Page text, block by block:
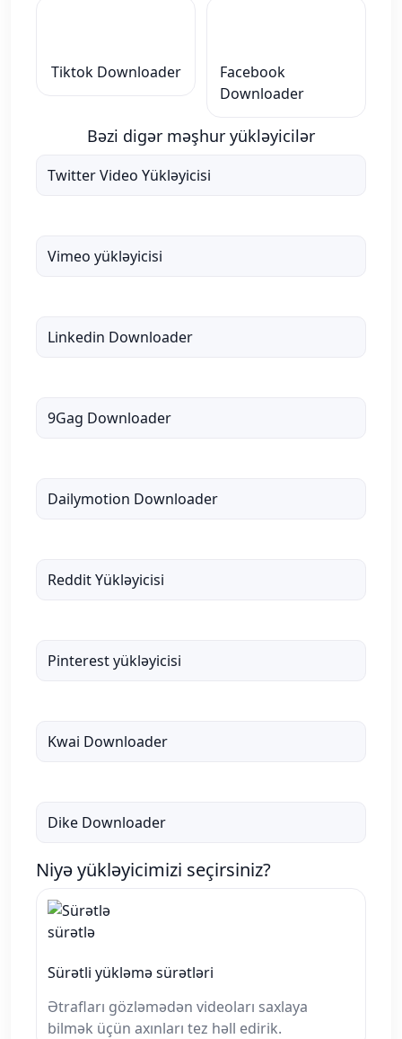
Tiktok Downloader
Facebook
Downloader
Bəzi digər məşhur yükləyicilər
Twitter Video Yükləyicisi
Vimeo yükləyicisi
Linkedin Downloader
9Gag Downloader
Dailymotion Downloader
Reddit Yükləyicisi
Pinterest yükləyicisi
Kwai Downloader
Dike Downloader
Niyə yükləyicimizi seçirsiniz?
Sürətli yükləmə sürətləri
Ətrafları gözləmədən videoları saxlaya
bilmək üçün axınları tez həll edirik.